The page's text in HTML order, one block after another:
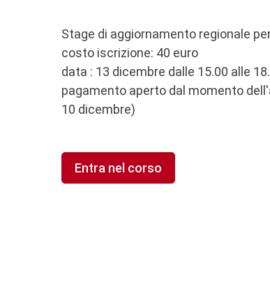
Stage di aggiornamento regionale
costo iscrizione: 40 euro
data : 13 dicembre dalle 15.00 alle
pagamento aperto dal momento
10 dicembre)
Entra nel corso